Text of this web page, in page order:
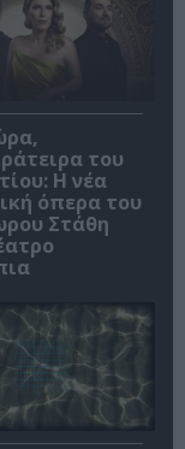
του
Η νέα
όπερα του
Στάθη